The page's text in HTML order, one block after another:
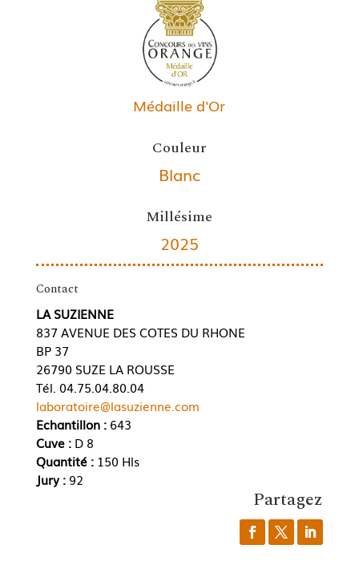
Médaille d'Or
Couleur
Blanc
Millésime
2025
Contact
LA SUZIENNE
837 AVENUE DES COTES DU RHONE
BP 37
26790 SUZE LA ROUSSE
Tél. 04.75.04.80.04
laboratoire@lasuzienne.com
Echantillon :643
Cuve : D 8
Quantité : 150 Hls
Jury : 92
Partagez